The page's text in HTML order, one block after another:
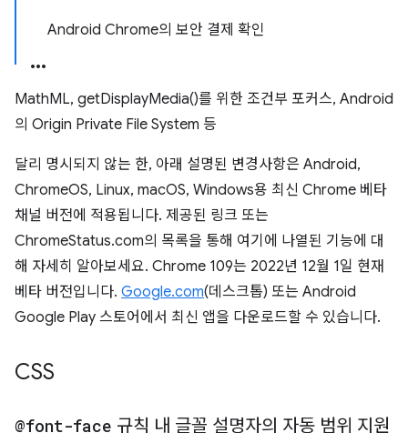
Android Chrome의 보안 결제 확인
MathML, getDisplayMedia()를 위한 조건부 포커스, Android
의 Origin Private File System 등
달리 명시되지 않는 한, 아래 설명된 변경사항은 Android,
ChromeOS, Linux, macOS, Windows용 최신 Chrome 베타
채널 버전에 적용됩니다. 제공된 링크 또는
ChromeStatus.com의 목록을 통해 여기에 나열된 기능에 대
해 자세히 알아보세요. Chrome 109는 2022년 12월 1일 현재
베타 버전입니다. Google.com(데스크톱) 또는 Android
Google Play 스토어에서 최신 앱을 다운로드할 수 있습니다.
CSS
@font-face 규칙 내 글꼴 설명자의 자동 범위 지원